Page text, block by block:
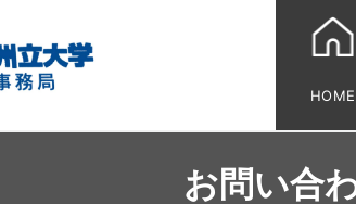
HOME
お問い合